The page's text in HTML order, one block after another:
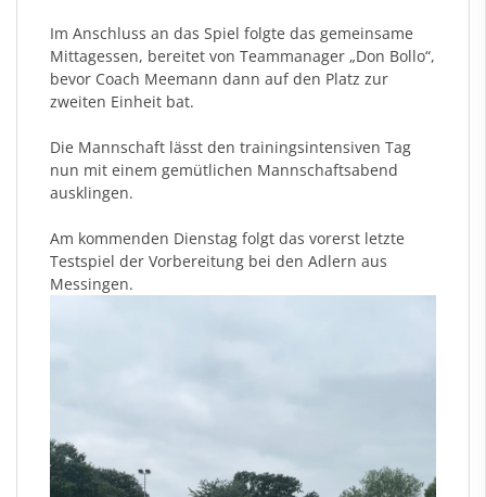
Im Anschluss an das Spiel folgte das gemeinsame
Mittagessen, bereitet von Teammanager „Don Bollo“,
bevor Coach Meemann dann auf den Platz zur
zweiten Einheit bat.
Die Mannschaft lässt den trainingsintensiven Tag
nun mit einem gemütlichen Mannschaftsabend
ausklingen.
Am kommenden Dienstag folgt das vorerst letzte
Testspiel der Vorbereitung bei den Adlern aus
Messingen.